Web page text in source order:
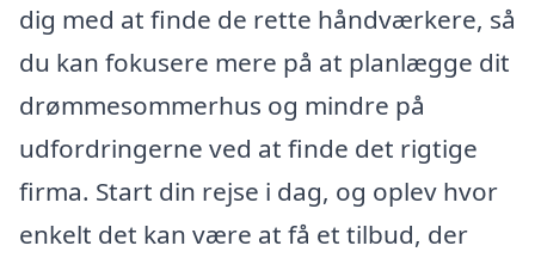
dig med at finde de rette håndværkere, så
du kan fokusere mere på at planlægge dit
drømmesommerhus og mindre på
udfordringerne ved at finde det rigtige
firma. Start din rejse i dag, og oplev hvor
enkelt det kan være at få et tilbud, der